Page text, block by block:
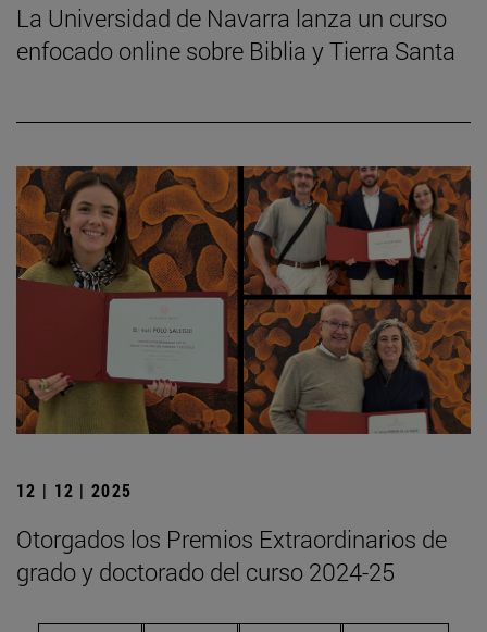
La Universidad de Navarra lanza un curso
enfocado online sobre Biblia y Tierra Santa
12 | 12 | 2025
Otorgados los Premios Extraordinarios de
grado y doctorado del curso 2024-25